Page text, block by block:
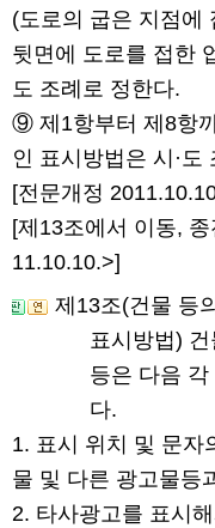
(도로의 굽은 지점에
뒷면에 도로를 접한
도 조례로 정한다.
⑨ 제1항부터 제8항
인 표시방법은 시·도
[전문개정
[제13조에서 이동,
11.10.10.>]
제13조(건물 등
표시방법)
등은 다음
다.
1. 표시 위치 및 문자
물 및 다른 광고물등
2. 타사광고를 표시